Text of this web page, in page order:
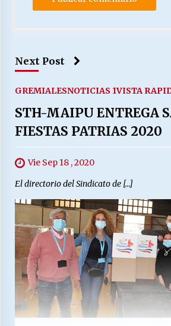
Next Post
GREMIALESNOTICIAS 1VISTA
STH-MAIPU ENTREGA
FIESTAS PATRIAS 2020
Vie Sep 18 , 2020
El directorio del Sindicato de […]